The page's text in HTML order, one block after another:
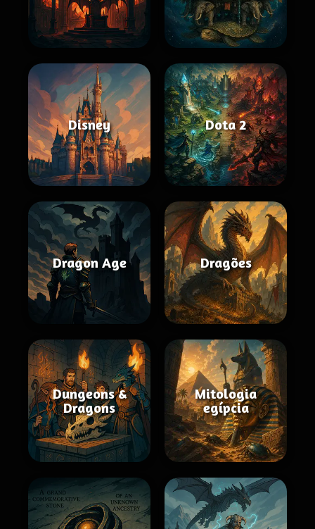
Disney Dota 2
Dragon Age Dragões
Dungeons &
Dragons
Mitologia
egípcia